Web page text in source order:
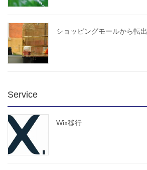
ショッピングモールから転出
Service
Wix移行